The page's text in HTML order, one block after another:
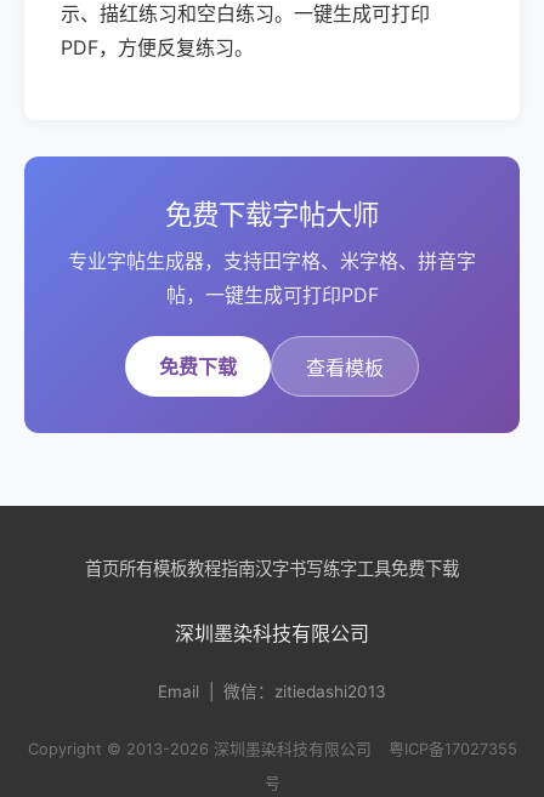
示、描红练习和空白练习。一键生成可打印
PDF，方便反复练习。
免费下载字帖大师
专业字帖生成器，支持田字格、米字格、拼音字
帖，一键生成可打印PDF
免费下载 查看模板
首页所有模板教程指南汉字书写练字工具免费下载
深圳墨染科技有限公司
Email | 微信：zitiedashi2013
Copyright © 2013-2026 深圳墨染科技有限公司
粤ICP备17027355
号